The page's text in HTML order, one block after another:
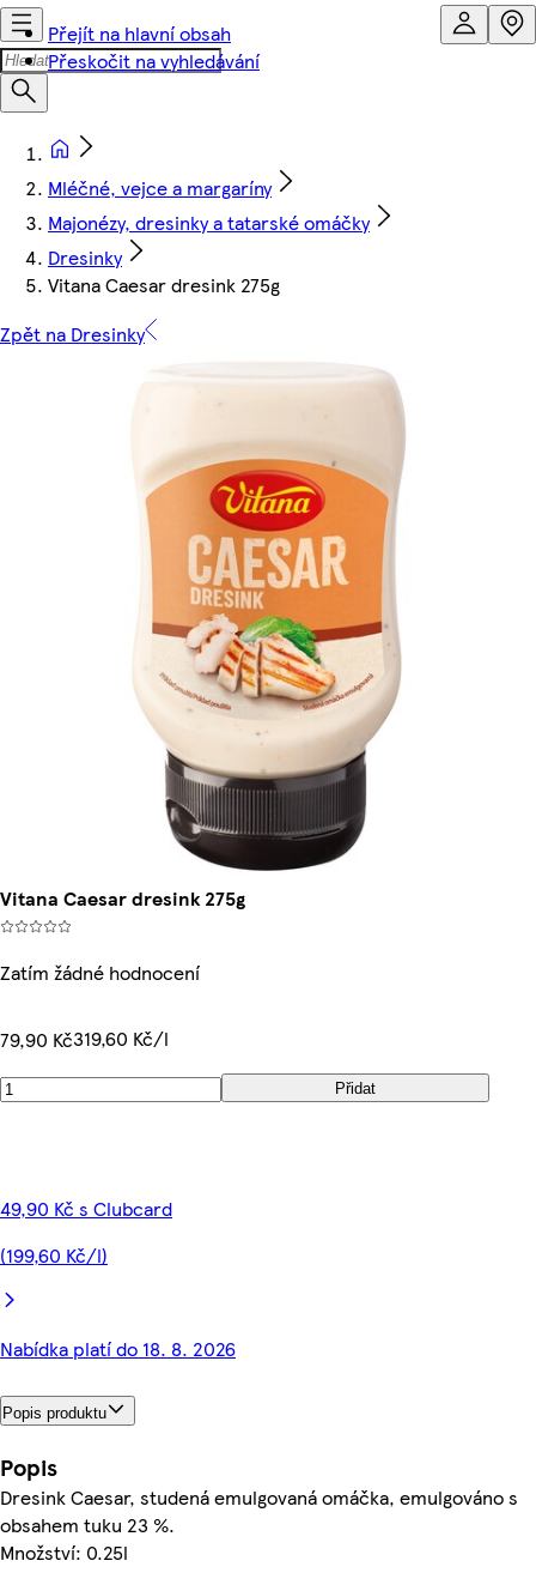
Přejít na hlavní obsah
Přeskočit na vyhledávání
Mléčné, vejce a margaríny
Majonézy, dresinky a tatarské omáčky
Dresinky
Vitana Caesar dresink 275g
Zpět na Dresinky
Vitana Caesar dresink 275g
Zatím žádné hodnocení
79,90 Kč319,60 Kč/l
Přidat
49,90 Kč s Clubcard
(199,60 Kč/l)
Nabídka platí do 18. 8. 2026
Popis produktu
Popis
Dresink Caesar, studená emulgovaná omáčka, emulgováno s
obsahem tuku 23 %.
Množství: 0.25l